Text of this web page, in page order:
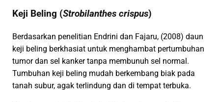
Keji Beling (Strobilanthes crispus)
Berdasarkan penelitian Endrini dan Fajaru, (2008) daun
keji beling berkhasiat untuk menghambat pertumbuhan
tumor dan sel kanker tanpa membunuh sel normal.
Tumbuhan keji beling mudah berkembang biak pada
tanah subur, agak terlindung dan di tempat terbuka.